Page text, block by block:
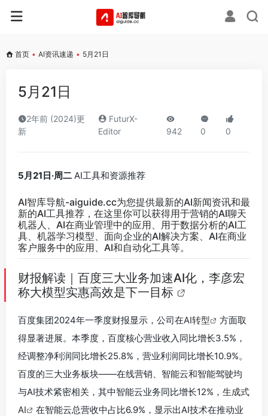
首页 • AI资讯速递 • 5月21日
5月21日
2年前 (2024)更
新
FuturX-
Editor
942 0 0
5月21日·周二 AI工具和资源推荐
AI智库导航-aiguide.cc为您提供最新的AI新闻资讯和最
新的AI工具推荐，在这里你可以获得用于营销的AI聊天
机器人、AI在商业管理中的应用、用于数据分析的AI工
具、机器学习模型、面向企业的AI解决方案、AI在商业
客户服务中的应用、AI和自动化工具等。
财报解读｜百度三大业务加速AI化，李彦宏
称大模型实惠高效是下一目标
百度集团2024年一季度财报显示，公司在AI转型
方面取
得显著进展。本季度，百度核心营业收入同比增长3.5%，
经调整净利润同比增长25.8%，营业利润同比增长10.9%。
百度的三大业务板块——在线营销、智能云和智能驾驶均
与AI技术紧密相关，其中智能云业务同比增长12%， 生成式
AI
在智能云总营收中占比6.9%，显示出AI技术在推动业